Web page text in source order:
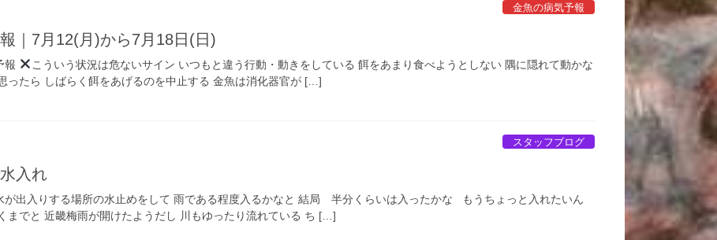
金魚の病気予報
｜7月12(月)から7月18日(日)
報
こういう状況は危ないサイン いつもと違う行動・動きをしている 餌をあまり食べようとしない 隅に隠れて動かな
ったら しばらく餌をあげるのを中止する 金魚は消化器官が […]
スタッフブログ
入れ
が出入りする場所の水止めをして 雨である程度入るかなと 結局 半分くらいは入ったかな もうちょっと入れたいん
までと 近畿梅雨が開けたようだし 川もゆったり流れている ち […]